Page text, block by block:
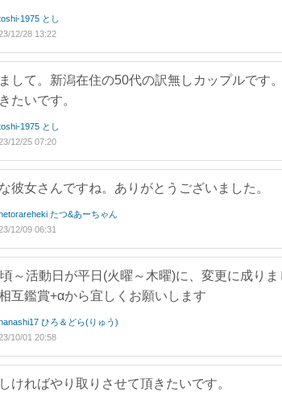
1975 とし
12/28 13:22
して。新潟在住の50代の訳無しカップルです
たいです。
1975 とし
12/25 07:20
彼女さんですね。ありがとうございました。
たつ&あーちゃん
12/09 06:31
～活動日が平日(火曜～木曜)に、変更に成り
互鑑賞+αから宜しくお願いします
ひろ＆どら(りゅう)
10/01 20:58
ければやり取りさせて頂きたいです。